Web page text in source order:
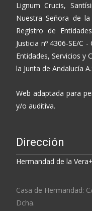
Lignum Crucis,
Nuestra Señora de
Registro de
Justicia nº 4306-SE/C
Entidades, Servicios y
la Junta de Andalucía
Web adaptada para
y/o auditiva.
Dirección
Hermandad de la
Casa de Hermandad:
Dcha.